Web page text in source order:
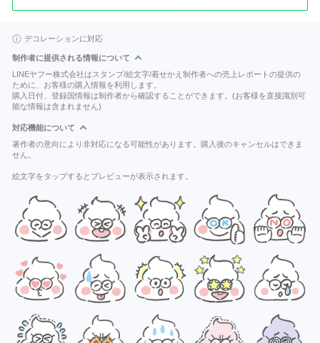
デコレーションに対応
制作者に提供される情報について
LINEヤフー株式会社はスタンプ/絵文字/着せかえ制作者への売上レポートの提供の
ために、お客様の購入情報を利用します。
購入日付、登録国情報は制作者から確認することができます。(お客様を直接識別可
能な情報は含まれません)
対応機能について
著作者の意向により非対応になる可能性があります。購入後のキャンセルはできま
せん。
絵文字をタップするとプレビューが表示されます。